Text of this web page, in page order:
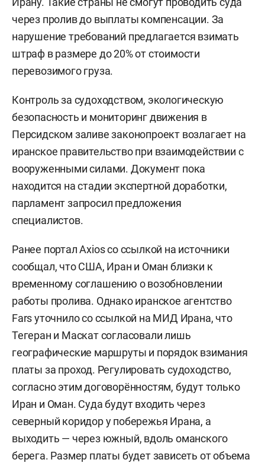
через пролив до выплаты компенсации. За
нарушение требований предлагается взимать
штраф в размере до 20% от стоимости
перевозимого груза.
Контроль за судоходством, экологическую
безопасность и мониторинг движения в
Персидском заливе законопроект возлагает на
иранское правительство при взаимодействии с
вооруженными силами. Документ пока
находится на стадии экспертной доработки,
парламент запросил предложения
специалистов.
Ранее портал Axios со ссылкой на источники
сообщал, что США, Иран и Оман близки к
временному соглашению о возобновлении
работы пролива. Однако иранское агентство
Fars уточнило со ссылкой на МИД Ирана, что
Тегеран и Маскат согласовали лишь
географические маршруты и порядок взимания
платы за проход. Регулировать судоходство,
согласно этим договорённостям, будут только
Иран и Оман. Суда будут входить через
северный коридор у побережья Ирана, а
выходить — через южный, вдоль оманского
берега. Размер платы будет зависеть от объема